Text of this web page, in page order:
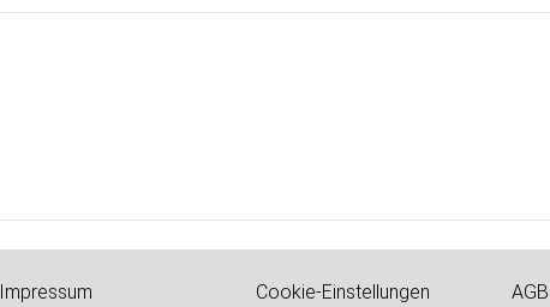
Impressum Cookie-Einstellungen AGB